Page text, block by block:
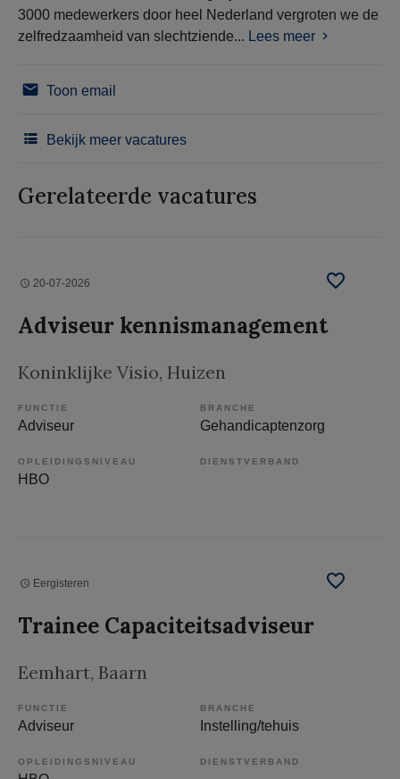
3000 medewerkers door heel Nederland vergroten we de
zelfredzaamheid van slechtziende... Lees meer
Toon email
Bekijk meer vacatures
Gerelateerde vacatures
20-07-2026
Adviseur kennismanagement
Koninklijke Visio, Huizen
FUNCTIE
Adviseur
BRANCHE
Gehandicaptenzorg
OPLEIDINGSNIVEAU
HBO
DIENSTVERBAND
Eergisteren
Trainee Capaciteitsadviseur
Eemhart, Baarn
FUNCTIE
Adviseur
BRANCHE
Instelling/tehuis
OPLEIDINGSNIVEAU DIENSTVERBAND